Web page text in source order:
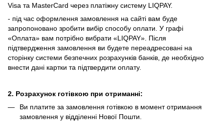
Visa та MasterCard через платіжну систему LIQPAY.
- під час оформлення замовлення на сайті вам буде
запропоновано зробити вибір способу оплати. У графі
«Оплата» вам потрібно вибрати «LIQPAY». Після
підтвердження замовлення ви будете переадресовані на
сторінку системи безпечних розрахунків банків, де необхідно
внести дані картки та підтвердити оплату.
2. Розрахунок готівкою при отриманні:
Ви платите за замовлення готівкою в момент отримання
замовлення у відділенні Нової Пошти.